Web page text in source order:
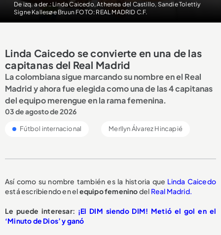
De izq. a der.: Linda Caicedo, Athenea del Castillo, Sandie Tolettiy
Signe Kallesøe Bruun FOTO: REAL MADRID C.F.
Linda Caicedo se convierte en una de las
capitanas del Real Madrid
La colombiana sigue marcando su nombre en el Real
Madrid y ahora fue elegida como una de las 4 capitanas
del equipo merengue en la rama femenina.
03 de agosto de 2026
Fútbol internacional Merllyn Álvarez Hincapié
Así como su nombre también es la historia que Linda Caicedo
está escribiendo en elequipo femeninodel Real Madrid.
Le puede interesar: ¡El DIM siendo DIM! Metió el gol en el
‘Minuto de Dios’ y ganó